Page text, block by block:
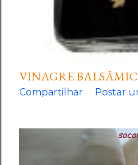
VINAGRE
Compartilhar Postar